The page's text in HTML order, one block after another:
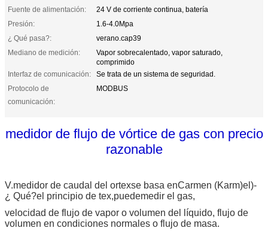
Fuente de alimentación:
24 V de corriente continua, batería
Presión:
1.6-4.0Mpa
¿ Qué pasa?:
verano.cap39
Mediano de medición:
Vapor sobrecalentado, vapor saturado,
comprimido
Interfaz de comunicación:
Se trata de un sistema de seguridad.
Protocolo de
comunicación:
MODBUS
medidor de flujo de vórtice de gas con precio
razonable
V.medidor de caudal del ortexse basa enCarmen (Karm)el)-
¿ Qué?el principio de tex,puedemedir el gas,
velocidad de flujo de vapor o volumen del líquido, flujo de
volumen en condiciones normales o flujo de masa.